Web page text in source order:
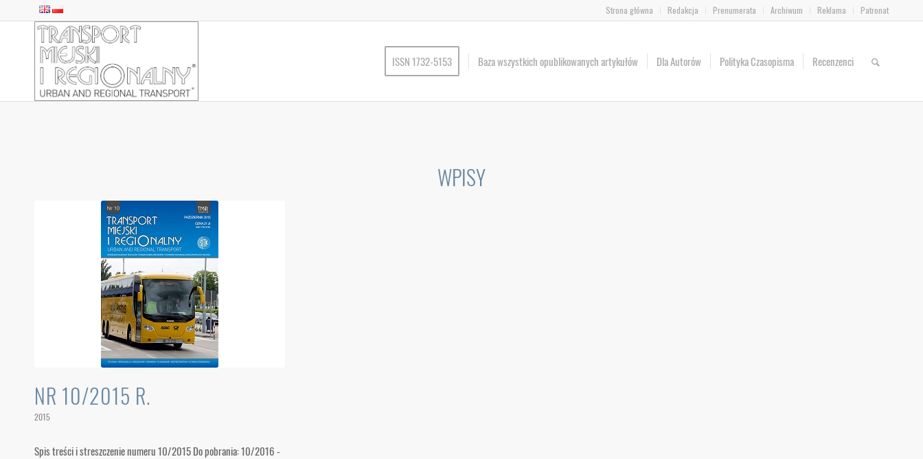
Strona główna Redakcja Prenumerata Archiwum Reklama Patronat
ISSN 1732-5153 Baza wszystkich opublikowanych artykułów Dla Autorów Polityka Czasopisma Recenzenci
WPISY
NR 10/2015 R.
2015
Spis treści i streszczenie numeru 10/2015 Do pobrania: 10/2016 -